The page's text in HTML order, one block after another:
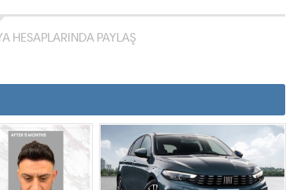
HESAPLARINDA PAYLAŞ